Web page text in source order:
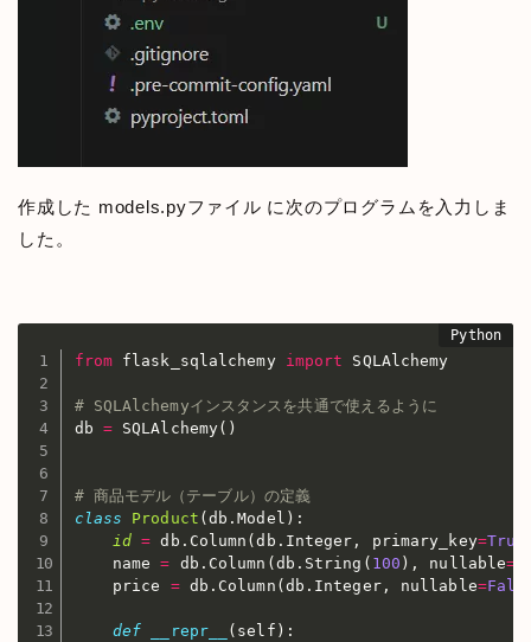
作成した models.pyファイル に次のプログラムを入力しま
した。
from flask_sqlalchemy import SQLAlchemy
# SQLAlchemyインスタンスを共通で使えるように
db = SQLAlchemy( )
# 商品モデル（テーブル）の定義
class
Product ( db .Model ) :
id = db . Column (db . Integer , primary_key=True
    name
= db . Column ( db . String ( 100 ) , nullable=
    price
= db . Column ( db . Integer, nullable=
def __repr__ ( self ) :